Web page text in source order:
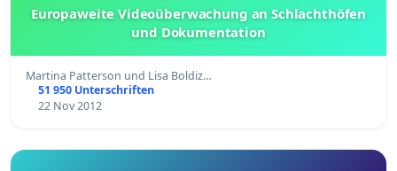
Europaweite Videoüberwachung an Schlachthöfen
und Dokumentation
Martina Patterson und Lisa Boldiz…
51 950 Unterschriften
22 Nov 2012